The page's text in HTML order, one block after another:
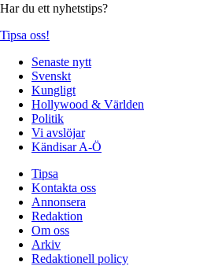
Har du ett nyhetstips?
Tipsa oss!
Senaste nytt
Svenskt
Kungligt
Hollywood & Världen
Politik
Vi avslöjar
Kändisar A-Ö
Tipsa
Kontakta oss
Annonsera
Redaktion
Om oss
Arkiv
Redaktionell policy